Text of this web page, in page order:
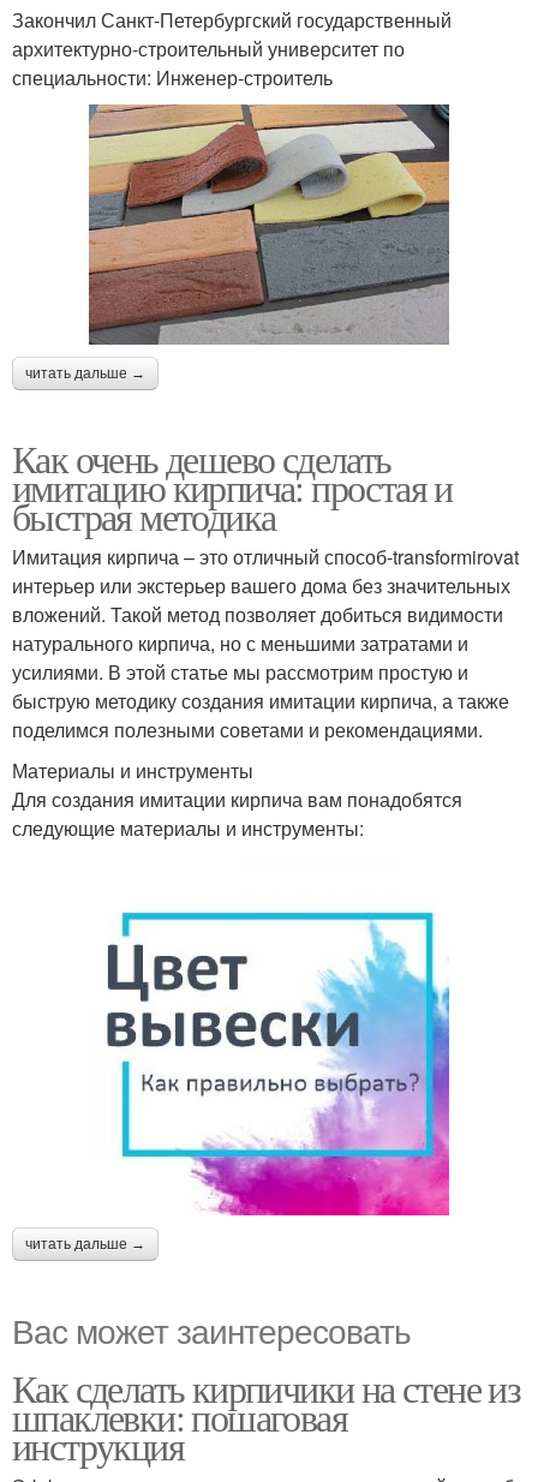
Закончил Санкт-Петербургский государственный
архитектурно-строительный университет по
специальности: Инженер-строитель
читать дальше →
Как очень дешево сделать
имитацию кирпича: простая и
быстрая методика
Имитация кирпича – это отличный способ-transformirovat
интерьер или экстерьер вашего дома без значительных
вложений. Такой метод позволяет добиться видимости
натурального кирпича, но с меньшими затратами и
усилиями. В этой статье мы рассмотрим простую и
быструю методику создания имитации кирпича, а также
поделимся полезными советами и рекомендациями.
Материалы и инструменты
Для создания имитации кирпича вам понадобятся
следующие материалы и инструменты:
читать дальше →
Вас может заинтересовать
Как сделать кирпичики на стене из
шпаклевки: пошаговая
инструкция